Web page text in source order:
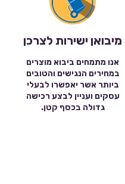
מיבואן ישירות לצרכן
אנו מתמחים ביבוא מוצרים
במחירים הנגישים והטובים
ביותר אשר יאפשרו לבעלי
עסקים ועניין לבצע רכישה
גדולה בכסף קטן.